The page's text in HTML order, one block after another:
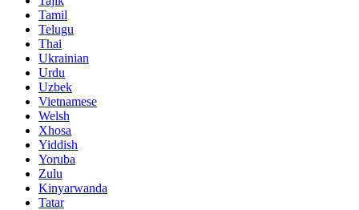
Tamil
Telugu
Thai
Ukrainian
Urdu
Uzbek
Vietnamese
Welsh
Xhosa
Yiddish
Yoruba
Zulu
Kinyarwanda
Tatar